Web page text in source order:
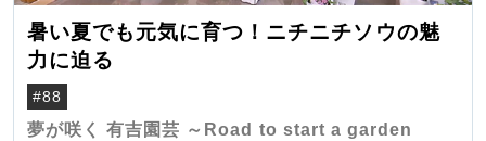
暑い夏でも元気に育つ！ニチニチソウの魅
力に迫る
#88
夢が咲く 有吉園芸 ～Road to start a garden